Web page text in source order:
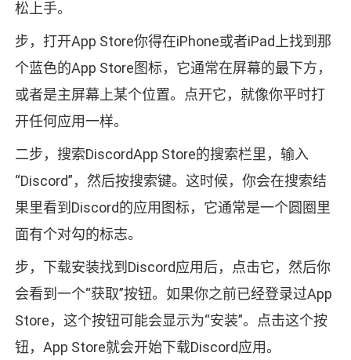
松上手。
步，打开App Store你得在iPhone或者iPad上找到那
个蓝色的App Store图标，它通常在屏幕的最下方，
或者是主屏幕上某个位置。点开它，就像你平时打
开任何应用一样。
二步，搜索DiscordApp Store的搜索栏里，输入
“Discord”，然后按搜索键。这时候，你会在搜索结
果里看到Discord的应用图标，它通常是一个圆圈里
面有个对勾的标志。
步，下载安装找到Discord应用后，点击它，然后你
会看到一个“获取”按钮。如果你之前已经登录过App
Store，这个按钮可能会显示为“安装”。点击这个按
钮，App Store就会开始下载Discord应用。